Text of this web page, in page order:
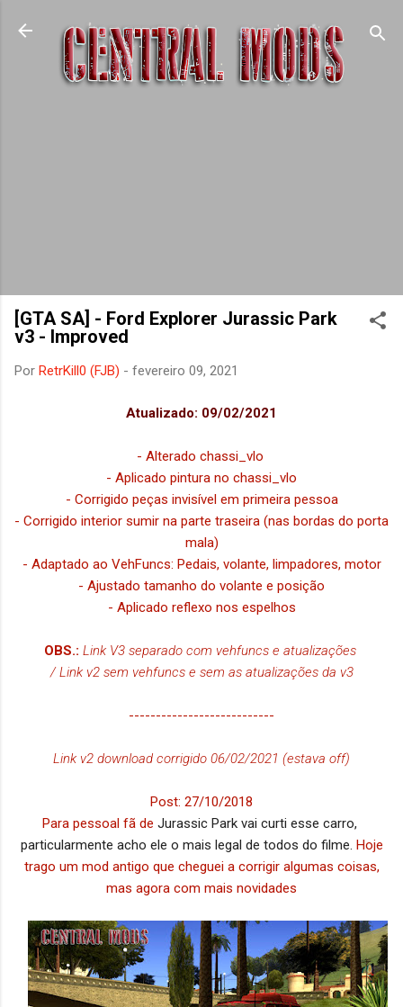
Pular para o conteúdo principal
[GTA SA] - Ford Explorer Jurassic Park
v3 - Improved
Por RetrKill0 (FJB) - fevereiro 09, 2021
Atualizado: 09/02/2021
- Alterado chassi_vlo
- Aplicado pintura no chassi_vlo
- Corrigido peças invisível em primeira pessoa
- Corrigido interior sumir na parte traseira (nas bordas do porta
mala)
- Adaptado ao VehFuncs: Pedais, volante, limpadores, motor
- Ajustado tamanho do volante e posição
- Aplicado reflexo nos espelhos
OBS.: Link V3 separado com vehfuncs e atualizações
/ Link v2 sem vehfuncs e sem as atualizações da v3
---------------------------
Link v2 download corrigido 06/02/2021 (estava off)
Post: 27/10/2018
Para pessoal fã de
particularmente acho ele o mais legal de todos do filme. Hoje
trago um mod antigo que cheguei a corrigir algumas coisas,
mas agora com mais novidades